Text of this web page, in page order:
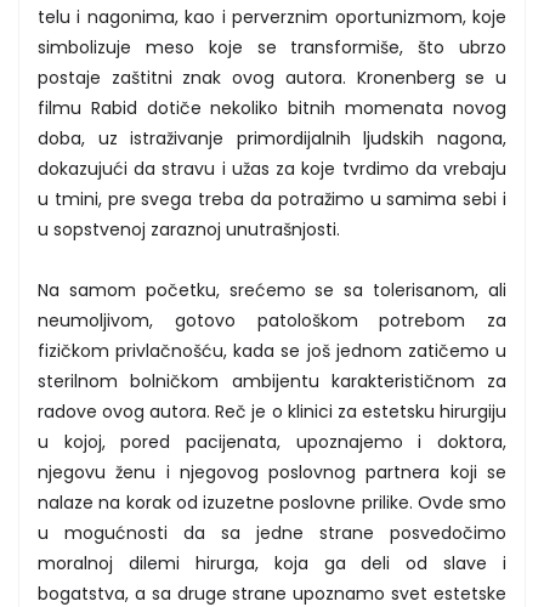
telu i nagonima, kao i perverznim oportunizmom, koje
simbolizuje meso koje se transformiše, što ubrzo
postaje zaštitni znak ovog autora. Kronenberg se u
filmu Rabid dotiče nekoliko bitnih momenata novog
doba, uz istraživanje primordijalnih ljudskih nagona,
dokazujući da stravu i užas za koje tvrdimo da vrebaju
u tmini, pre svega treba da potražimo u samima sebi i
u sopstvenoj zaraznoj unutrašnjosti.
Na samom početku, srećemo se sa tolerisanom, ali
neumoljivom, gotovo patološkom potrebom za
fizičkom privlačnošću, kada se još jednom zatičemo u
sterilnom bolničkom ambijentu karakterističnom za
radove ovog autora. Reč je o klinici za estetsku hirurgiju
u kojoj, pored pacijenata, upoznajemo i doktora,
njegovu ženu i njegovog poslovnog partnera koji se
nalaze na korak od izuzetne poslovne prilike. Ovde smo
u mogućnosti da sa jedne strane posvedočimo
moralnoj dilemi hirurga, koja ga deli od slave i
bogatstva, a sa druge strane upoznamo svet estetske